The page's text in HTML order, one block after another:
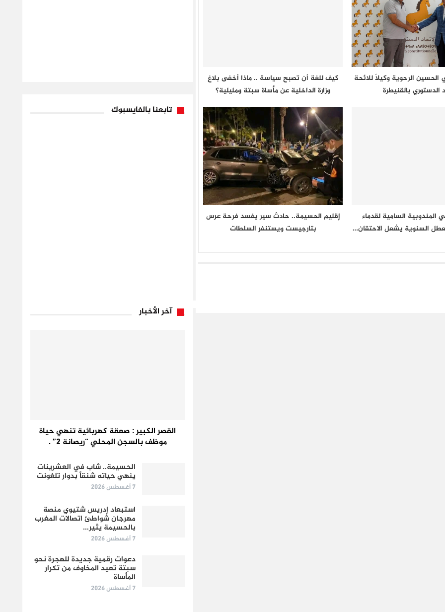
الرحوية وكيلاً للائحة
الدستوري بالقنيطرة
كيف للغة أن تصبح سياسة .. ماذا أخفى بلاغ
وزارة الداخلية عن مأساة سبتة ومليلية؟
السامية لقدماء
السنوية يشعل الاحتقان…
إقليم الحسيمة.. حادث سير يفسد فرحة عرس
بتارجيست ويستنفر السلطات
تابعنا بالفايسبوك
آخر الأخبار
القصر الكبير : صعقة كهربائية تنهي حياة
موظف بالسجن المحلي “ريصانة 2” .
الحسيمة.. شاب في العشرينات
ينهي حياته شنقاً بدوار تلغونت
7 أغسطس 2026
استبعاد إدريس شتيوي منصة
مهرجان شواطئ اتصالات المغرب
بالحسيمة يثير…
7 أغسطس 2026
دعوات رقمية جديدة للهجرة نحو
سبتة تعيد المخاوف من تكرار
المأساة
7 أغسطس 2026